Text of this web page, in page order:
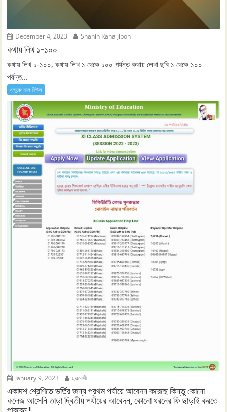
December 4, 2023 Shahin Rana Jibon
কথায় লিখ ১-১০০
কথায় লিখ ১-১০০, কথায় লিখ ১ থেকে ১০০ পর্যন্ত কথায় লেখা ছবি ১ থেকে ১০০
পর্যন্ত...
এডুকেশনাল নিউজ
January 9, 2023 ছদ্মবেশী
একাদশ শ্রেণিতে ভর্তির জন্য প্রথম পর্যায়ে আবেদন করেছে কিন্তু কোনো
কলেজ আসেনি তাড়া দ্বিতীয় পর্যায়ের আবেদন, কোনো ধরনের ফি ছাড়াই করতে